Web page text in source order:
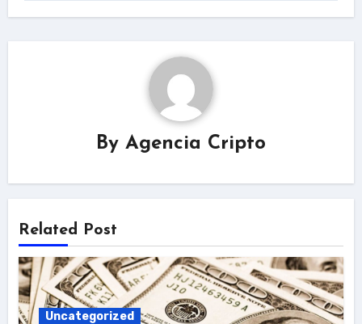
By Agencia Cripto
Related Post
Uncategorized